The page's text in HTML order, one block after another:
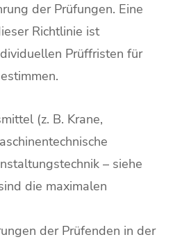
der Prüfungen. Eine
Richtlinie ist
Prüffristen für
(z. B. Krane,
– siehe
die maximalen
der Prüfenden in der